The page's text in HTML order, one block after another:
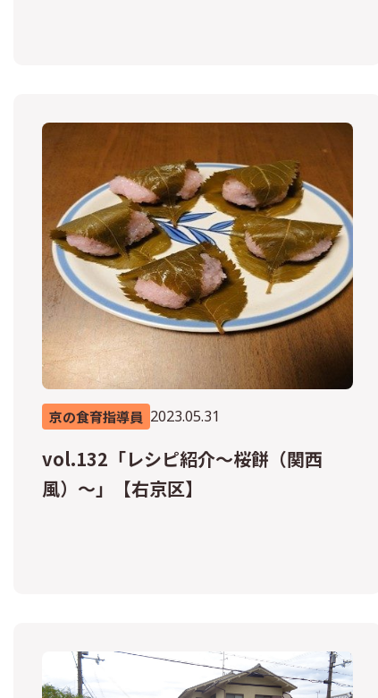
京の食育指導員 2023.05.31
vol.132「レシピ紹介～桜餅（関西
風）～」【右京区】